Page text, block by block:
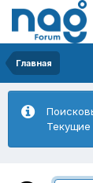
Главная
Текущие